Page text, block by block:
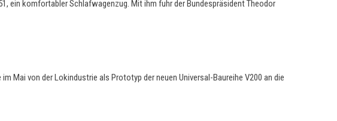
ein komfortabler Schlafwagenzug. Mit ihm fuhr der Bundespräsident Theodor
Mai von der Lokindustrie als Prototyp der neuen Universal-Baureihe V200 an die